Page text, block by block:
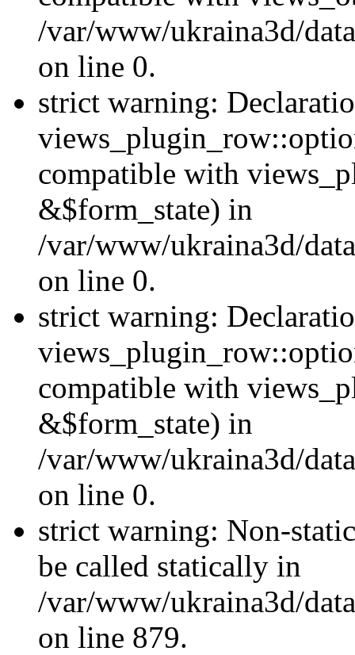
/var/www/ukraina3d/
on line 0.
strict warning:
compatible with
&$form_state) in
/var/www/ukraina3d/
on line 0.
strict warning:
compatible with
&$form_state) in
/var/www/ukraina3d/
on line 0.
strict warning: Non-
be called statically in
/var/www/ukraina3d/
on line 879.